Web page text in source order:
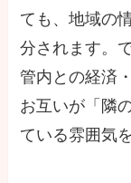
ても、地域の
分されます。
管内との経済
お互いが「隣
ている雰囲気